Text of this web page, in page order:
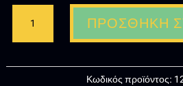
TECH
ΠΡΟΣΘΉΚΗ
Κωδικός προϊόντος: